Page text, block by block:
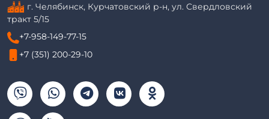
г. Челябинск, Курчатовский р-н, ул. Свердловский
тракт 5/15
+7-958-149-77-15
+7 (351) 200-29-10